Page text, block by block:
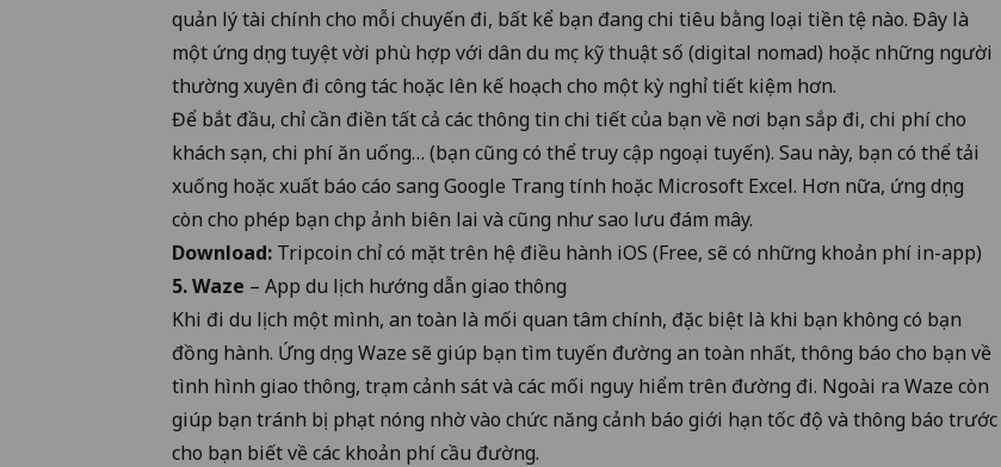
quản lý tài chính cho mỗi chuyến đi, bất kể bạn đang chi tiêu bằng loại tiền tệ nào. Đây là
một ứng dụng tuyệt vời phù hợp với dân du mục kỹ thuật số (digital nomad) hoặc những người
thường xuyên đi công tác hoặc lên kế hoạch cho một kỳ nghỉ tiết kiệm hơn.
Để bắt đầu, chỉ cần điền tất cả các thông tin chi tiết của bạn về nơi bạn sắp đi, chi phí cho
khách sạn, chi phí ăn uống… (bạn cũng có thể truy cập ngoại tuyến). Sau này, bạn có thể tải
xuống hoặc xuất báo cáo sang Google Trang tính hoặc Microsoft Excel. Hơn nữa, ứng dụng
còn cho phép bạn chụp ảnh biên lai và cũng như sao lưu đám mây.
Download: Tripcoin chỉ có mặt trên hệ điều hành iOS (Free, sẽ có những khoản phí in-app)
5. Waze – App du lịch hướng dẫn giao thông
Khi đi du lịch một mình, an toàn là mối quan tâm chính, đặc biệt là khi bạn không có bạn
đồng hành. Ứng dụng Waze sẽ giúp bạn tìm tuyến đường an toàn nhất, thông báo cho bạn về
tình hình giao thông, trạm cảnh sát và các mối nguy hiểm trên đường đi. Ngoài ra Waze còn
giúp bạn tránh bị phạt nóng nhờ vào chức năng cảnh báo giới hạn tốc độ và thông báo trước
cho bạn biết về các khoản phí cầu đường.